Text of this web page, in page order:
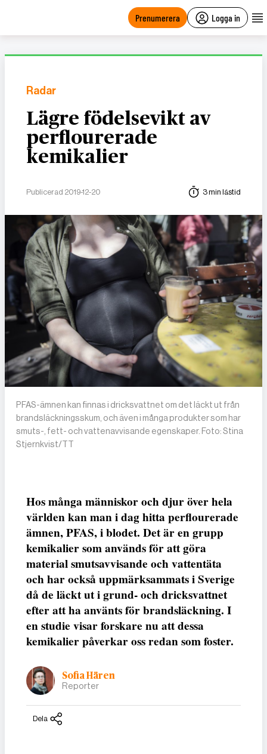
Prenumerera Logga in
Radar
Lägre födelsevikt av
perflourerade
kemikalier
Publicerad 2019-12-20 3 min lästid
PFAS-ämnen kan finnas i dricksvattnet om det läckt ut från
brandsläckningsskum, och även i många produkter som har
smuts-, fett- och vattenavvisande egenskaper. Foto: Stina
Stjernkvist/TT
Hos många människor och djur över hela
världen kan man i dag hitta perflourerade
ämnen, PFAS, i blodet. Det är en grupp
kemikalier som används för att göra
material smutsavvisande och vattentäta
och har också uppmärksammats i Sverige
då de läckt ut i grund- och dricksvattnet
efter att ha använts för brandsläckning. I
en studie visar forskare nu att dessa
kemikalier påverkar oss redan som foster.
Sofia Hären
Reporter
Dela